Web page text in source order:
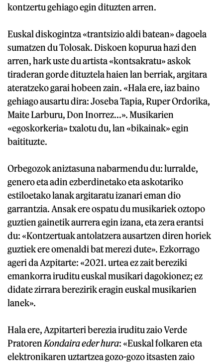
kontzertu gehiago egin dituzten arren.
Euskal diskogintza «trantsizio aldi batean» dagoela
sumatzen du Tolosak. Diskoen kopurua hazi den
arren, hark uste du artista «kontsakratu» askok
tiraderan gorde dituztela haien lan berriak, argitara
ateratzeko garai hobeen zain. «Hala ere, iaz baino
gehiago ausartu dira: Joseba Tapia, Ruper Ordorika,
Maite Larburu, Don Inorrez...». Musikarien
«egoskorkeria» txalotu du, lan «bikainak» egin
baitituzte.
Orbegozok aniztasuna nabarmendu du: lurralde,
genero eta adin ezberdinetako eta askotariko
estiloetako lanak argitaratu izanari eman dio
garrantzia. Ansak ere ospatu du musikariek oztopo
guztien gainetik aurrera egin izana, eta zera erantsi
du: «Kontzertuak antolatzera ausartzen diren horiek
guztiek ere omenaldi bat merezi dute». Ezkorrago
ageri da Azpitarte: «2021. urtea ez zait bereziki
emankorra iruditu euskal musikari dagokionez; ez
didate zirrara berezirik eragin euskal musikarien
lanek».
Hala ere, Azpitarteri berezia iruditu zaio Verde
Pratoren Kondaira eder hura: «Euskal folkaren eta
elektronikaren uztartzea gozo-gozo itsasten zaio